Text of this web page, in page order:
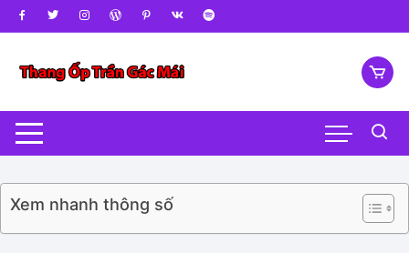
Xem nhanh thông số